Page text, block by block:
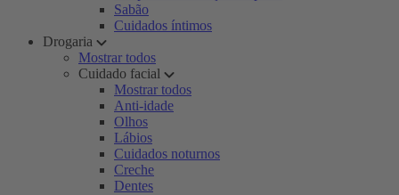
Sabão
Cuidados íntimos
Drogaria
Mostrar todos
Cuidado facial
Mostrar todos
Anti-idade
Olhos
Lábios
Cuidados noturnos
Creche
Dentes